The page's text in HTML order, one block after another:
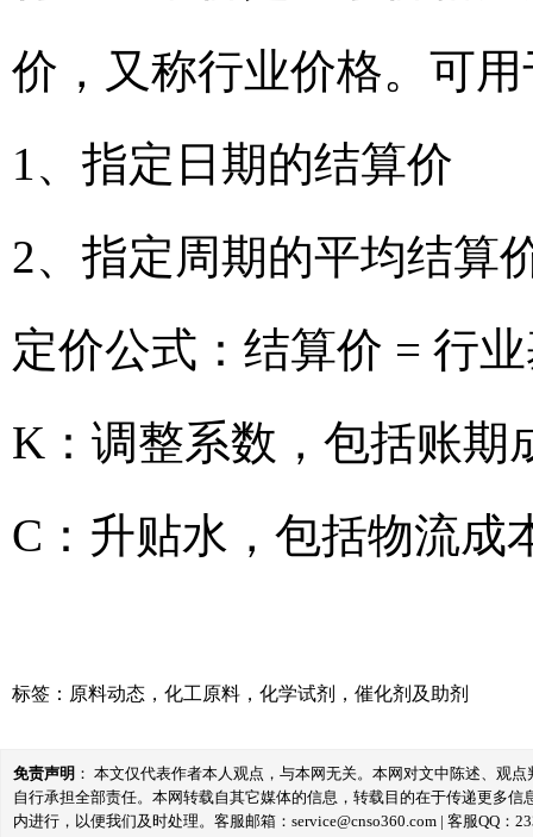
价，又称行业价格。可
1、指定日期的结算价
2、指定周期的平均结算
定价公式：结算价 = 行
K：调整系数，包括账期
C：升贴水，包括物流成
标签： 原料动态 ， 化工原料 ， 化学试剂 ， 催化剂及助剂
免责声明 ： 本文仅代表作者本人观点，与本网无关。本网对文中陈述、观
自行承担全部责任。本网转载自其它媒体的信息，转载目的在于传递更多
内进行，以便我们及时处理。客服邮箱：service@cnso360.com | 客服QQ：